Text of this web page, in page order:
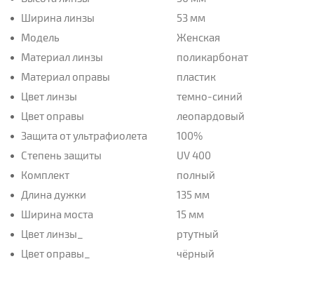
Ширина линзы
53 мм
Модель
Женская
Материал линзы
поликарбонат
Материал оправы
пластик
Цвет линзы
темно-синий
Цвет оправы
леопардовый
Защита от ультрафиолета
100%
Степень защиты
UV 400
Комплект
полный
Длина дужки
135 мм
Ширина моста
15 мм
Цвет линзы_
ртутный
Цвет оправы_
чёрный